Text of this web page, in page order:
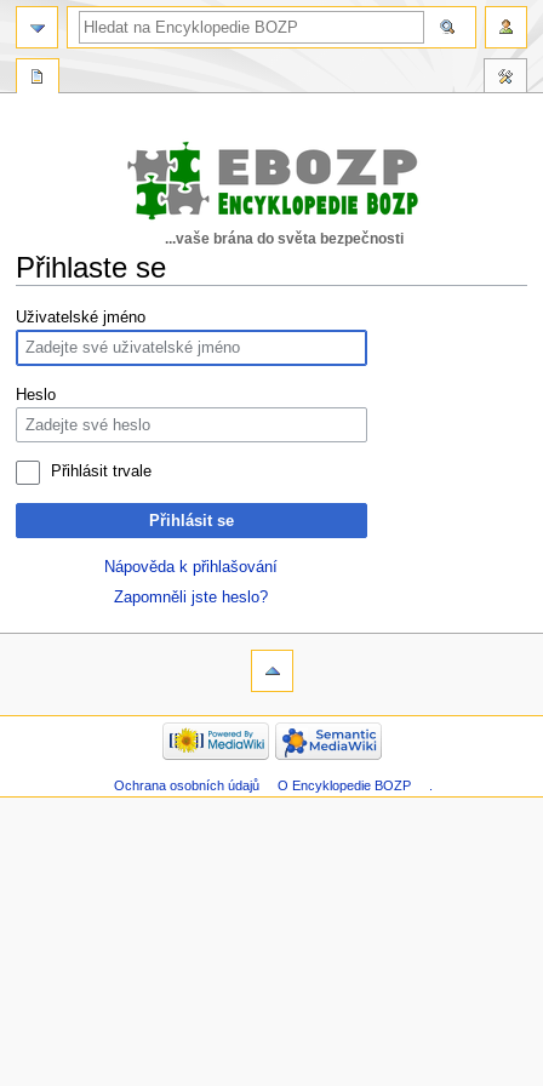
...vaše brána do světa bezpečnosti
Přihlaste se
Skočit
na
navigaci
Skočit
na
vyhledávání
Uživatelské jméno
Heslo
Přihlásit trvale
Přihlásit se
Nápověda k přihlašování
Zapomněli jste heslo?
Ochrana osobních údajů O Encyklopedie BOZP